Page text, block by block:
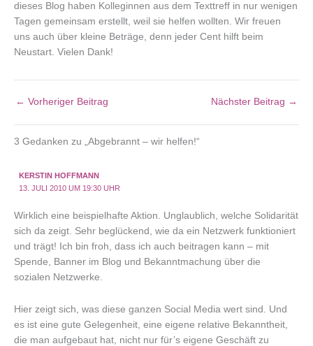
dieses Blog haben Kolleginnen aus dem Texttreff in nur wenigen
Tagen gemeinsam erstellt, weil sie helfen wollten. Wir freuen
uns auch über kleine Beträge, denn jeder Cent hilft beim
Neustart. Vielen Dank!
← Vorheriger Beitrag Nächster Beitrag →
3 Gedanken zu „Abgebrannt – wir helfen!“
KERSTIN HOFFMANN
13. JULI 2010 UM 19:30 UHR
Wirklich eine beispielhafte Aktion. Unglaublich, welche Solidarität
sich da zeigt. Sehr beglückend, wie da ein Netzwerk funktioniert
und trägt! Ich bin froh, dass ich auch beitragen kann – mit
Spende, Banner im Blog und Bekanntmachung über die
sozialen Netzwerke.
Hier zeigt sich, was diese ganzen Social Media wert sind. Und
es ist eine gute Gelegenheit, eine eigene relative Bekanntheit,
die man aufgebaut hat, nicht nur für’s eigene Geschäft zu